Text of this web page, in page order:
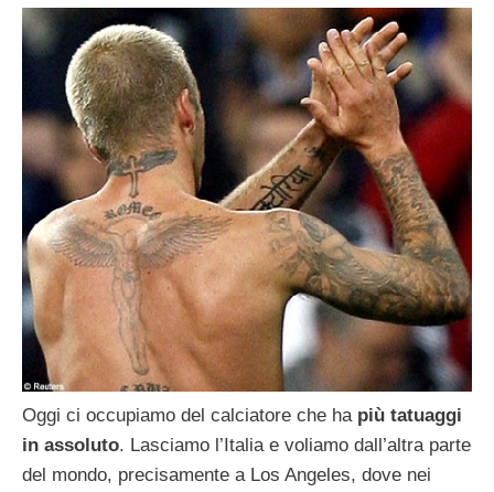
Oggi ci occupiamo del calciatore che ha più tatuaggi
in assoluto. Lasciamo l’Italia e voliamo dall’altra parte
del mondo, precisamente a Los Angeles, dove nei